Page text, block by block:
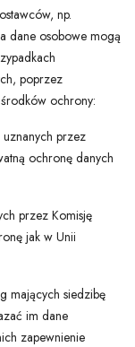
np.
dane osobowe mogą
poprzez
ochrony:
przez
ochronę danych
przez Komisję
jak w Unii
mających siedzibę
im dane
zapewnienie